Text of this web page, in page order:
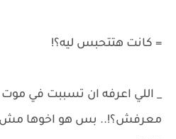
= كانت هتتحبس ليه؟!
_ اللي اعرفه ان تسببت في موت
معرفش؟!.. بس هو اخوها مش